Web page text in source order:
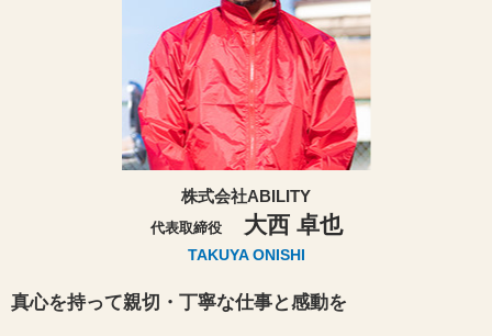
株式会社ABILITY
代表取締役 大西 卓也
TAKUYA ONISHI
真心を持って親切・丁寧な仕事と感動を